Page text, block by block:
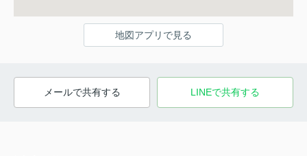
地図アプリで見る
メールで共有する LINEで共有する